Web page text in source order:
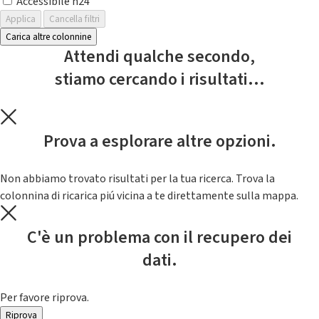
Applica
Cancella filtri
Carica altre colonnine
Attendi qualche secondo,
stiamo cercando i risultati...
Prova a esplorare altre opzioni.
Non abbiamo trovato risultati per la tua ricerca. Trova la
colonnina di ricarica piú vicina a te direttamente sulla mappa.
C'è un problema con il recupero dei
dati.
Per favore riprova.
Riprova